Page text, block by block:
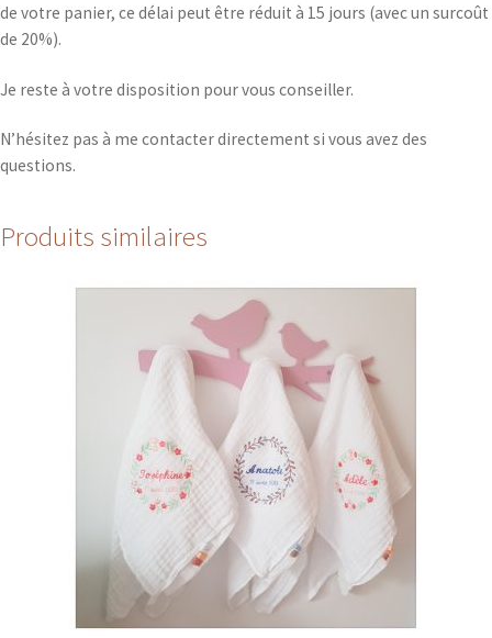
de votre panier, ce délai peut être réduit à 15 jours (avec un surcoût
de 20%).
Je reste à votre disposition pour vous conseiller.
N’hésitez pas à me contacter directement si vous avez des
questions.
Produits similaires